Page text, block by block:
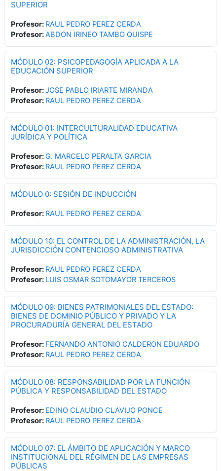
SUPERIOR
Profesor: RAUL PEDRO PEREZ CERDA
Profesor:ABDON IRINEO TAMBO QUISPE
MÓDULO 02: PSICOPEDAGOGÍA APLICADA A LA
EDUCACIÓN SUPERIOR
Profesor:JOSE PABLO IRIARTE MIRANDA
Profesor: RAUL PEDRO PEREZ CERDA
MÓDULO 01: INTERCULTURALIDAD EDUCATIVA
JURÍDICA Y POLÍTICA
Profesor:G. MARCELO PERALTA GARCIA
Profesor: RAUL PEDRO PEREZ CERDA
MÓDULO 0: SESIÓN DE INDUCCIÓN
Profesor: RAUL PEDRO PEREZ CERDA
MÓDULO 10: EL CONTROL DE LA ADMINISTRACIÓN, LA
JURISDICCIÓN CONTENCIOSO ADMINISTRATIVA
Profesor: RAUL PEDRO PEREZ CERDA
Profesor: LUIS OSMAR SOTOMAYOR TERCEROS
MÓDULO 09: BIENES PATRIMONIALES DEL ESTADO:
BIENES DE DOMINIO PÚBLICO Y PRIVADO Y LA
PROCURADURÍA GENERAL DEL ESTADO
Profesor: FERNANDO ANTONIO CALDERON EDUARDO
Profesor: RAUL PEDRO PEREZ CERDA
MÓDULO 08: RESPONSABILIDAD POR LA FUNCIÓN
PÚBLICA Y RESPONSABILIDAD DEL ESTADO
Profesor: EDINO CLAUDIO CLAVIJO PONCE
Profesor: RAUL PEDRO PEREZ CERDA
MÓDULO 07: EL ÁMBITO DE APLICACIÓN Y MARCO
INSTITUCIONAL DEL RÉGIMEN DE LAS EMPRESAS
PÚBLICAS